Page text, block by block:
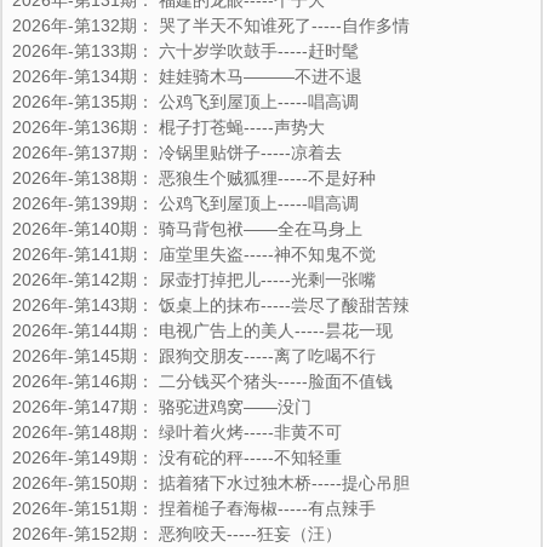
2026年-第132期： 哭了半天不知谁死了-----自作多情
2026年-第133期： 六十岁学吹鼓手-----赶时髦
2026年-第134期： 娃娃骑木马—―—不进不退
2026年-第135期： 公鸡飞到屋顶上-----唱高调
2026年-第136期： 棍子打苍蝇-----声势大
2026年-第137期： 冷锅里贴饼子-----凉着去
2026年-第138期： 恶狼生个贼狐狸-----不是好种
2026年-第139期： 公鸡飞到屋顶上-----唱高调
2026年-第140期： 骑马背包袱——全在马身上
2026年-第141期： 庙堂里失盗-----神不知鬼不觉
2026年-第142期： 尿壶打掉把儿-----光剩一张嘴
2026年-第143期： 饭桌上的抹布-----尝尽了酸甜苦辣
2026年-第144期： 电视广告上的美人-----昙花一现
2026年-第145期： 跟狗交朋友-----离了吃喝不行
2026年-第146期： 二分钱买个猪头-----脸面不值钱
2026年-第147期： 骆驼进鸡窝——没门
2026年-第148期： 绿叶着火烤-----非黄不可
2026年-第149期： 没有砣的秤-----不知轻重
2026年-第150期： 掂着猪下水过独木桥-----提心吊胆
2026年-第151期： 捏着槌子舂海椒-----有点辣手
2026年-第152期： 恶狗咬天-----狂妄（汪）